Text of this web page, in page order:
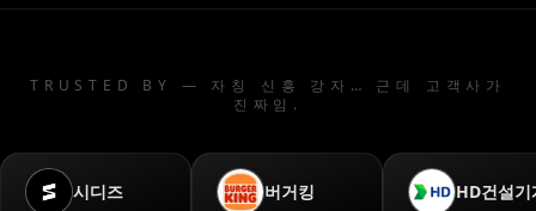
TRUSTED BY — 자칭 신흥 강자… 근데 고객사가
진짜임.
시디즈 버거킹 HD건설기